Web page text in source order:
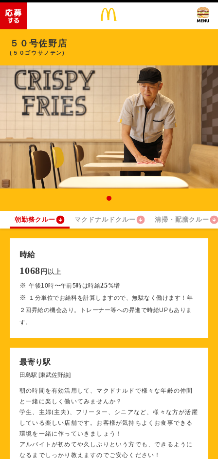
５０号佐野店
(５０ゴウサノテン)
朝勤務クルー マクドナルドクルー 清掃・配膳クルー
時給
1068 円 以上
※午後10時〜午前5時は時給25%増
※
１分単位でお給料を計算しますので、無駄なく働けます！年
２回昇給の機会あり。トレーナー等への昇進で時給UPもありま
す。
最寄り駅
田島駅 [東武佐野線]
朝の時間を有効活用して、マクドナルドで様々な年齢の仲間
と一緒に楽しく働いてみませんか？
学生、主婦(主夫)、フリーター、シニアなど、様々な方が活躍
している楽しい店舗です。お客様が気持ちよくお食事できる
環境を一緒に作っていきましょう！
アルバイトが初めてや久しぶりという方でも、できるように
なるまでしっかり教えますのでご安心ください！